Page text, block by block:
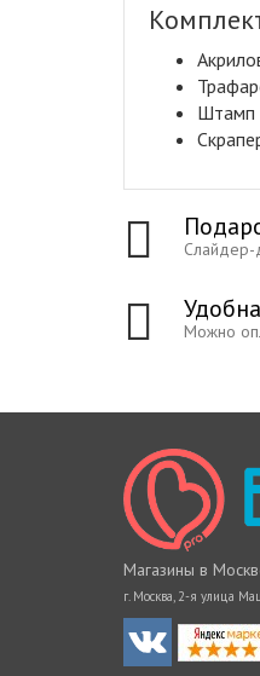
Штамп
Слайдер-
Можно
Магазины в
г. Москва, 2-я улица